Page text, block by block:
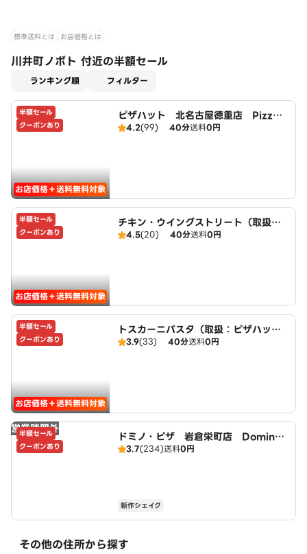
標準送料とは お店価格とは
川井町ノボト 付近の半額セール
ランキング順 フィルター
半額セール
クーポンあり
お店価格＋送料無料対象
ピザハット 北名古屋徳重店 PizzaH
ut4.2(99) 40分送料0円
半額セール
クーポンあり
お店価格＋送料無料対象
チキン・ウイングストリート（取扱：
ピザハット北名古屋徳重店）
4.5(20) 40分送料0円
半額セール
クーポンあり
お店価格＋送料無料対象
トスカーニパスタ（取扱：ピザハット
北名古屋徳重店）
3.9(33) 40分送料0円
営業時間外
半額セール
クーポンあり
ドミノ・ピザ 岩倉栄町店 Domin
o's3.7(234)送料0円
新作シェイク
その他の住所から探す